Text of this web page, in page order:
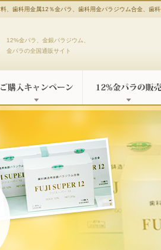
、歯科用金属12％金パラ、歯科用金パラジウム合金、
12%金パラ、金銀パラジウム、
金パラの全国通販サイト